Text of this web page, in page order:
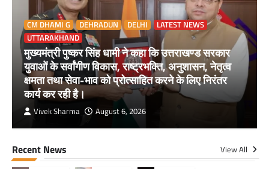
CM DHAMI G DEHRADUN DELHI
LATEST NEWS
UTTARAKHAND
मुख्यमंत्री पुष्कर सिंह धामी ने कहा कि उत्तराखण्ड सरकार
युवाओं के सर्वांगीण विकास, राष्ट्रभक्ति, अनुशासन, नेतृत्व
क्षमता तथा सेवा-भाव को प्रोत्साहित करने के लिए निरंतर
कार्य कर रही है।
Vivek Sharma August 6, 2026
Recent News View All